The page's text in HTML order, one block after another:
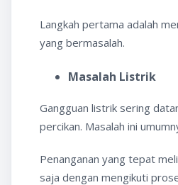
Langkah pertama adalah
yang bermasalah.
Masalah Listrik
Gangguan listrik sering
percikan. Masalah ini
Penanganan yang tepat
saja dengan mengikuti